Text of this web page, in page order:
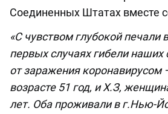
Соединенных Штатах вместе
«С чувством глубокой печали
первых случаях гибели
от заражения коронавирусом
возрасте 51 год, и Х.З,
лет. Оба проживали в г.Нью-